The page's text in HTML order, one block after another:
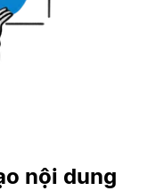
nội dung